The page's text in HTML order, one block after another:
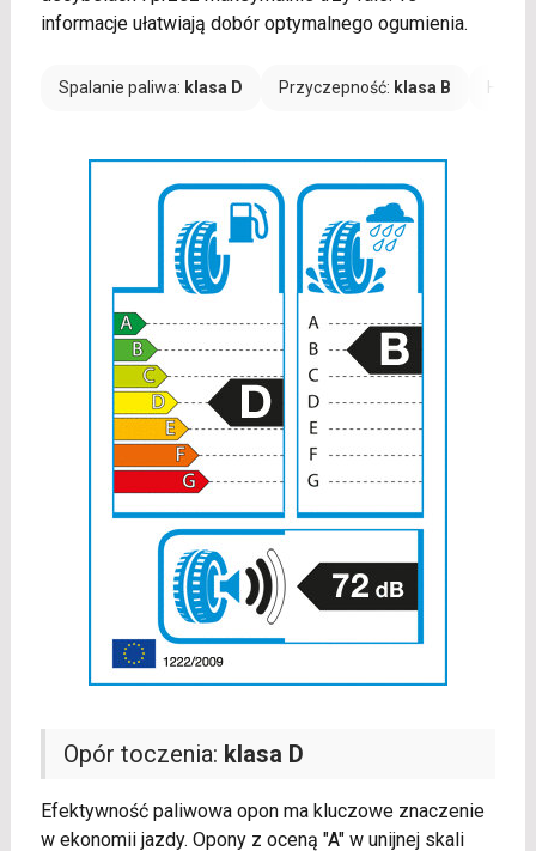
informacje ułatwiają dobór optymalnego ogumienia.
Spalanie paliwa: klasa D Przyczepność: klasa B
Opór toczenia: klasa D
Efektywność paliwowa opon ma kluczowe znaczenie
w ekonomii jazdy. Opony z oceną "A" w unijnej skali